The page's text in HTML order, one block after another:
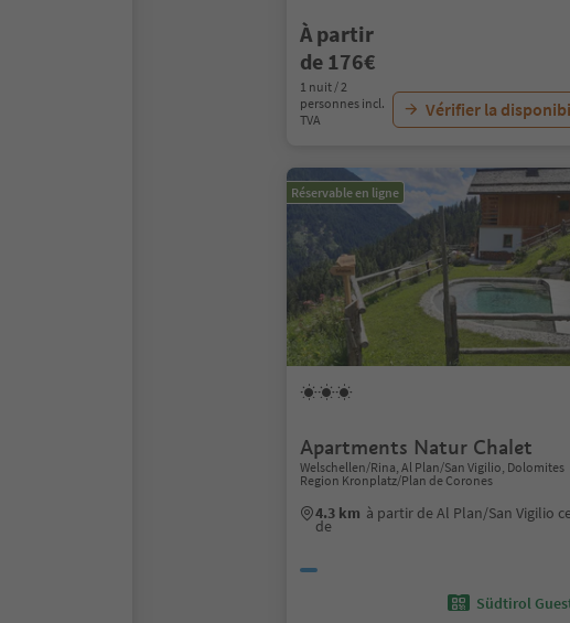
À partir
de 176€
1 nuit / 2
personnes incl.
TVA
Vérifier la
Réservable en ligne
Apartments Natur Chalet
Welschellen/Rina, Al Plan/San Vigilio, Dolomites
Region Kronplatz/Plan de Corones
4.3 km à partir de Al Plan/San Vigilio
de
Südtirol